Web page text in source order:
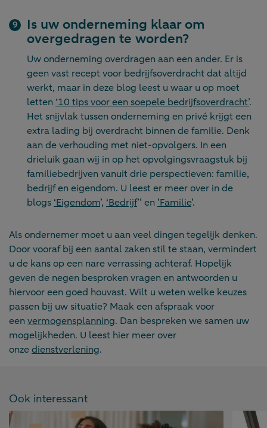
Is uw onderneming klaar om
overgedragen te worden?
Uw onderneming overdragen aan een ander. Er is
geen vast recept voor bedrijfsoverdracht dat altijd
werkt, maar in deze blog leest u waar u op moet
letten ‘10 tips voor een soepele bedrijfsoverdracht’.
Het snijvlak tussen onderneming en privé krijgt een
extra lading bij overdracht binnen de familie. Denk
aan de verhouding met niet-opvolgers. In een
drieluik gaan wij in op het opvolgingsvraagstuk bij
familiebedrijven vanuit drie perspectieven: familie,
bedrijf en eigendom. U leest er meer over in de
blogs ‘Eigendom’, ‘Bedrijf’’ en ’Familie’.
Als ondernemer moet u aan veel dingen tegelijk denken.
Door vooraf bij een aantal zaken stil te staan, vermindert
u de kans op een nare verrassing achteraf. Hopelijk
geven de negen besproken vragen en antwoorden u
hiervoor een goed houvast. Wilt u weten welke keuzes
passen bij uw situatie? Maak een afspraak voor
eenvermogensplanning. Dan bespreken we samen uw
mogelijkheden. U leest hier meer over
onzedienstverlening.
Ook interessant